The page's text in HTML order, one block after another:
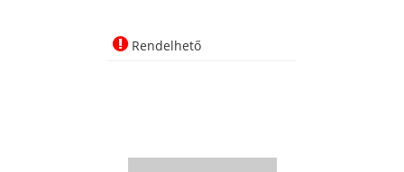
Rendelhető